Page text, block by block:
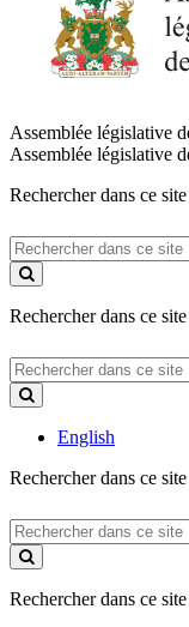
Assemblée législative
Assemblée législative
Rechercher dans ce site
Rechercher
dans
ce
Rechercher dans ce site
Rechercher
dans
ce
English
Rechercher dans ce site
Rechercher
dans
ce
Rechercher dans ce site